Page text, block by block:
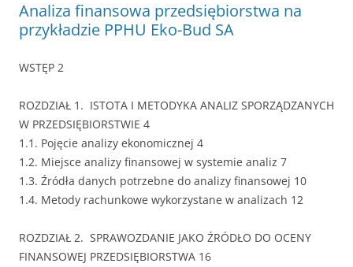
Analiza finansowa przedsiębiorstwa na
przykładzie PPHU Eko-Bud SA
WSTĘP 2
ROZDZIAŁ 1. ISTOTA I METODYKA ANALIZ SPORZĄDZANYCH
W PRZEDSIĘBIORSTWIE 4
1.1. Pojęcie analizy ekonomicznej 4
1.2. Miejsce analizy finansowej w systemie analiz 7
1.3. Źródła danych potrzebne do analizy finansowej 10
1.4. Metody rachunkowe wykorzystane w analizach 12
ROZDZIAŁ 2. SPRAWOZDANIE JAKO ŹRÓDŁO DO OCENY
FINANSOWEJ PRZEDSIĘBIORSTWA 16